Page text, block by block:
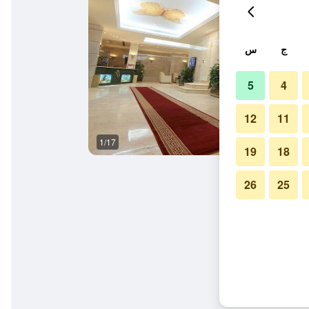
1/17
ج س
4
5
11
12
18
19
25
26